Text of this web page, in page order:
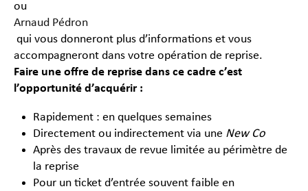
ou
Arnaud Pédron
qui vous donneront plus d’informations et vous
accompagneront dans votre opération de reprise.
Faire une offre de reprise dans ce cadre c’est
l’opportunité d’acquérir :
Rapidement : en quelques semaines
Directement ou indirectement via une New Co
Après des travaux de revue limitée au périmètre de
la reprise
Pour un ticket d’entrée souvent faible en